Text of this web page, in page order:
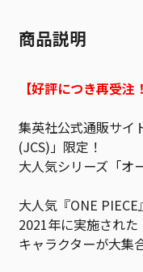
商品説明
【好評につき再受注
集英社公式通販サイ
(JCS)」限定！
大人気シリーズ「オ
大人気『ONE
2021年に実施され
キャラクターが大集